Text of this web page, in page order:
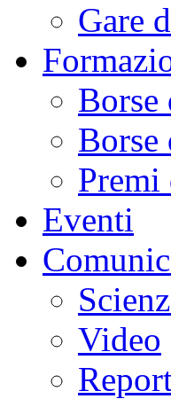
Gare
Borse
Borse
Eventi
Video